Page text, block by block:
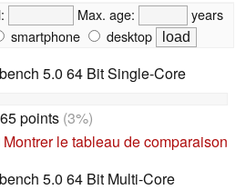
Max. age:
years
smartphone desktop
5.0 64 Bit Single-Core
points(3%)
Montrer le tableau de comparaison
5.0 64 Bit Multi-Core